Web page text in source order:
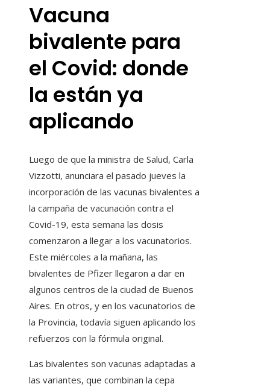
Vacuna
bivalente para
el Covid: donde
la están ya
aplicando
Luego de que la ministra de Salud, Carla
Vizzotti, anunciara el pasado jueves la
incorporación de las vacunas bivalentes a
la campaña de vacunación contra el
Covid-19, esta semana las dosis
comenzaron a llegar a los vacunatorios.
Este miércoles a la mañana, las
bivalentes de Pfizer llegaron a dar en
algunos centros de la ciudad de Buenos
Aires. En otros, y en los vacunatorios de
la Provincia, todavía siguen aplicando los
refuerzos con la fórmula original.
Las bivalentes son vacunas adaptadas a
las variantes, que combinan la cepa